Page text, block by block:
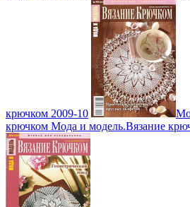
крючком 2009-10
крючком Мода и модель.Вязание